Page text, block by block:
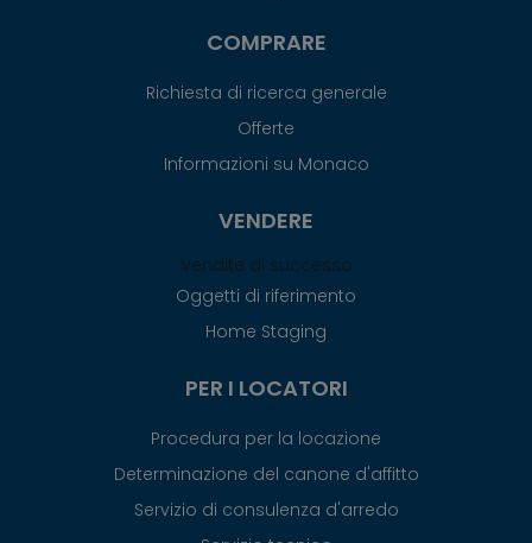
COMPRARE
Richiesta di ricerca generale
Offerte
Informazioni su Monaco
VENDERE
Vendite di successo
Oggetti di riferimento
Home Staging
PER I LOCATORI
Procedura per la locazione
Determinazione del canone d'affitto
Servizio di consulenza d'arredo